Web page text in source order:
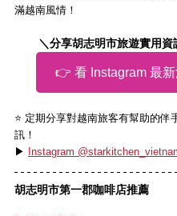
滿越南風情！
＼分享胡志明市旅遊實用資
👉 看 Instagram 最新
⭐️ 定期分享對越南旅客有幫助的伴
訊！
▶
Instagram
胡志明市第一郡咖啡店推薦